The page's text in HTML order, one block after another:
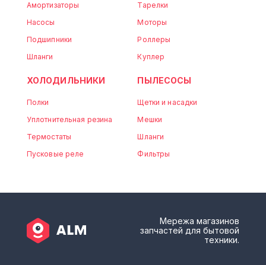
Амортизаторы
Насосы
Подшипники
Шланги
Тарелки
Моторы
Роллеры
Куплер
ХОЛОДИЛЬНИКИ
Полки
Уплотнительная резина
Термостаты
Пусковые реле
ПЫЛЕСОСЫ
Щетки и насадки
Мешки
Шланги
Фильтры
Мережа магазинов
запчастей для бытовой
техники.